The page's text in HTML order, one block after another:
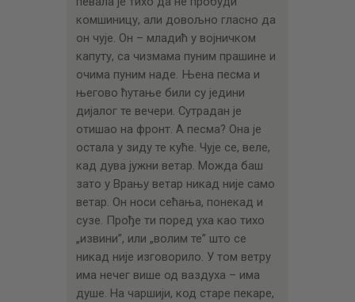
комшиницу, али довољно гласно да
он чује. Он – младић у војничком
капуту, са чизмама пуним прашине и
очима пуним наде. Њена песма и
његово ћутање били су једини
дијалог те вечери. Сутрадан је
отишао на фронт. А песма? Она је
остала у зиду те куће. Чује се, веле,
кад дува јужни ветар. Можда баш
зато у Врању ветар никад није само
ветар. Он носи сећања, понекад и
сузе. Прође ти поред уха као тихо
„извини”, или „волим те” што се
никад није изговорило. У том ветру
има нечег више од ваздуха – има
душе. На чаршији, код старе пекаре,